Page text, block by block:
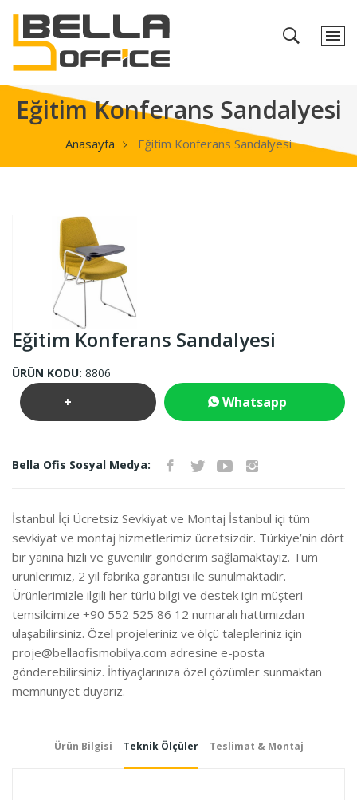
Eğitim Konferans Sandalyesi
Anasayfa Eğitim Konferans Sandalyesi
Eğitim Konferans Sandalyesi
ÜRÜN KODU: 8806
+ Whatsapp
Bella Ofis Sosyal Medya:
İstanbul İçi Ücretsiz Sevkiyat ve Montaj İstanbul içi tüm
sevkiyat ve montaj hizmetlerimiz ücretsizdir. Türkiye’nin dört
bir yanına hızlı ve güvenilir gönderim sağlamaktayız. Tüm
ürünlerimiz, 2 yıl fabrika garantisi ile sunulmaktadır.
Ürünlerimizle ilgili her türlü bilgi ve destek için müşteri
temsilcimize +90 552 525 86 12 numaralı hattımızdan
ulaşabilirsiniz. Özel projeleriniz ve ölçü talepleriniz için
proje@bellaofismobilya.com adresine e-posta
gönderebilirsiniz. İhtiyaçlarınıza özel çözümler sunmaktan
memnuniyet duyarız.
Ürün Bilgisi Teknik Ölçüler Teslimat & Montaj